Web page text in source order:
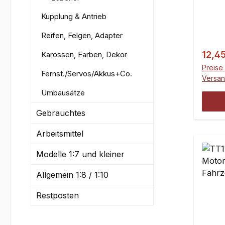
Kupplung & Antrieb
Reifen, Felgen, Adapter
Karossen, Farben, Dekor
Fernst./Servos/Akkus+Co.
Umbausätze
Gebrauchtes
Arbeitsmittel
Modelle 1:7 und kleiner
Allgemein 1:8 / 1:10
Restposten
mm
Preise